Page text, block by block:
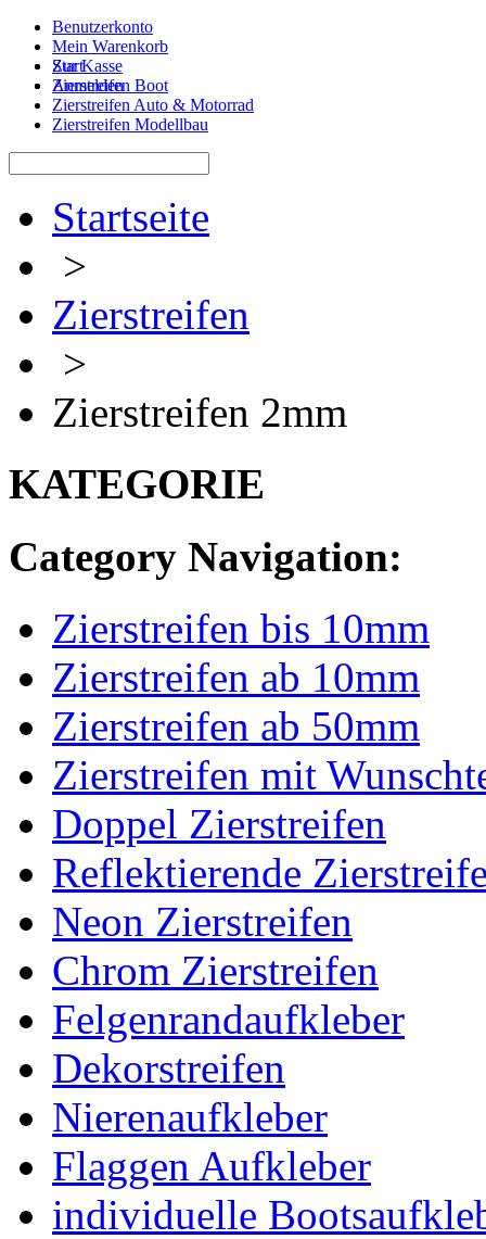
Benutzerkonto
Mein Warenkorb
Zur Kasse
Anmelden
Start
Zierstreifen Boot
Zierstreifen Auto & Motorrad
Zierstreifen Modellbau
Startseite
>
Zierstreifen
>
Zierstreifen 2mm
KATEGORIE
Category Navigation:
Zierstreifen bis 10mm
Zierstreifen ab 10mm
Zierstreifen ab 50mm
Zierstreifen mit
Doppel Zierstreifen
Reflektierende
Neon Zierstreifen
Chrom Zierstreifen
Felgenrandaufkleber
Dekorstreifen
Nierenaufkleber
Flaggen Aufkleber
individuelle